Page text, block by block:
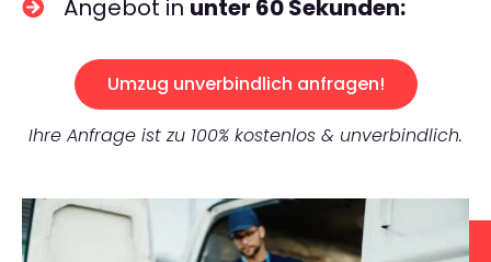
Angebot in unter 60 Sekunden:
Umzug unverbindlich anfragen!
Ihre Anfrage ist zu 100% kostenlos & unverbindlich.